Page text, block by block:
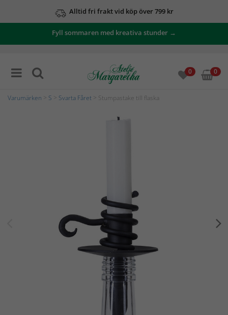
Alltid fri frakt vid köp över 799 kr
Fyll sommaren med kreativa stunder →
0 0
Varumärken S Svarta Fåret > Stumpastake till flaska